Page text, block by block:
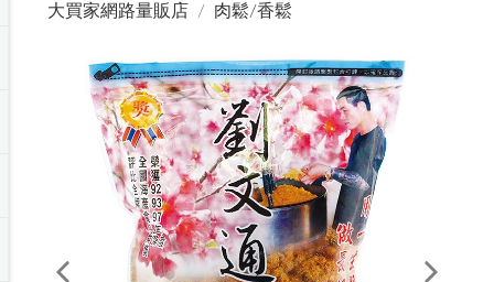
五穀/南北貨
湯類/湯塊
油/調味料 醬油.油膏.蠔油
調味用品
咖哩/沾拌醬/抹醬
泡麵 / 麵條
碗麵/義大利麵
麵條/快煮麵/米粉
箱購專區
罐頭調理包
醬菜/玉米罐
調理食品
肉鬆/肉醬罐
點心罐
零嘴
堅果/海苔
肉乾/豆乾
糕餅/點心
洋芋片
節日限定伴手禮
糖果/巧克力
巧克力
果汁咖啡
碳酸/礦泉水
保久乳/豆米漿
機能飲料
機能保健
族群保健
常備/醫材/口罩
▶保健品牌推薦
奶粉/穀麥片 麥片/玉米片
沖調穀粉/隨手包
特色茶品
紅茶
奶茶/花草茶
烏龍/普洱茶/其他
黑糖桂圓/蜂蜜醋
咖啡豆/粉/濾掛
可可/糖/奶精
香皂/洗手乳
造型髮品
染髮產品
口腔清潔
牙膏/漱口水
口腔配件
卸妝/粉刺調理
刮鬍用品
開架/身體保養
面/眼膜
身體保養
開架彩妝/防曬
保鮮/微波
飲水用具
廚房配件
掃除用具/照明/五金 洗衣/曬衣用具
電池/延長線
燈泡/檯燈/照明
修繕/五金/祭祀
傢飾/收納/衛浴
收納用品
衛浴/毛巾
地墊/家飾品
寵物清潔/百貨
園藝用品
廚房紙巾/平版/
箱購免運區
日用活動區
洗衣粉/皂
漂白水/柔軟精
箱購免運區
居家清潔
浴廁/水管清潔
居家清潔/除濕芳
防蚊/殺蟲
衛生棉/護墊
成人/嬰兒紙尿褲
嬰兒尿布
成人紙尿褲
烤箱/微波/電磁爐
快煮壺/烘碗機
咖啡機/果汁調理
風扇/防蚊家電
電暖器
生活家電
美容家電
家用電器
3C/電腦周邊/OA
數位週邊
手機/平板周邊
辦公用具
辦公文具/收納
玩具/擺設小物
汽機車百貨 汽車百貨
休閒/運動
健身/按摩/瑜珈
測量/護具/其他
球類/運動
配件
男/女/機能包
戶外/室內鞋
調理食品
清潔用品免運
居家/汽百用品
主題專區
店長推薦
這夏不怕熱
綠意露營生活
大買家網路量販店 肉鬆/香鬆